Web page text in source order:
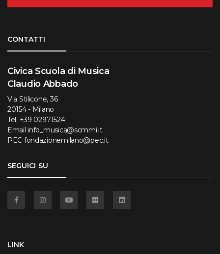
CONTATTI
Civica Scuola di Musica
Claudio Abbado
Via Stilicone, 36
20154 - Milano
Tel. +39 02971524
Email info_musica@scmmi.it
PEC fondazionemilano@pec.it
SEGUICI SU
LINK